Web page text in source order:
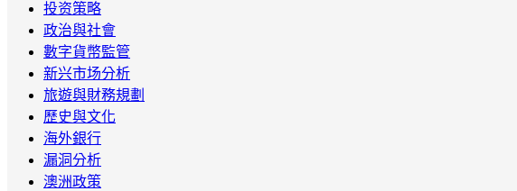
投资策略
政治與社會
數字貨幣監管
新兴市场分析
旅遊與財務規劃
歷史與文化
海外銀行
漏洞分析
澳洲政策